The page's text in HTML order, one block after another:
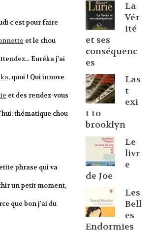
c'est pour faire
et le chou
Euréka j'ai
, quoi ! Qui innove
et des rendez-vous
thématique chou
phrase qui va
un petit moment,
que bon j'ai du
La
Vér
ité
et ses
conséquenc
es
Las
t
exi
t to
brooklyn
Le
livr
e
de Joe
Les
Bell
es
Endormies